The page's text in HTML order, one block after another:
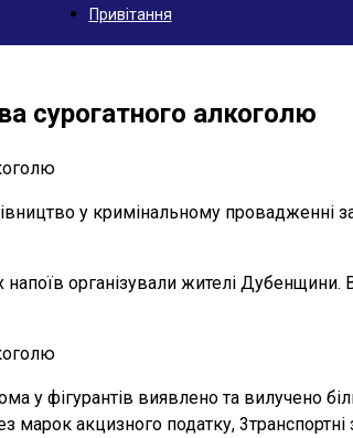
Привітання
сурогатного алкоголю
у кримінальному провадженні
організували жителі
у фігурантів виявлено та вилучено
акцизного податку, 3транспортні